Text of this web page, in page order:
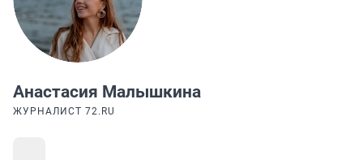
Анастасия Малышкина
ЖУРНАЛИСТ 72.RU